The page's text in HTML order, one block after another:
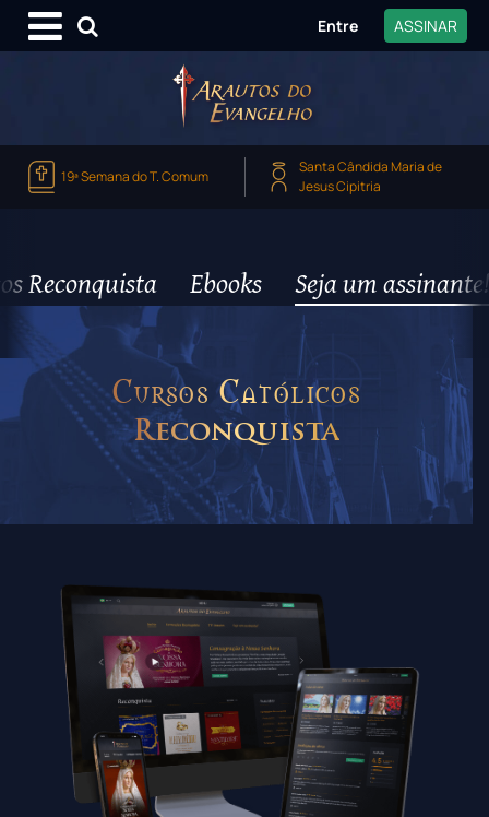
Entre ASSINAR
19ª Semana do T. Comum
Santa Cândida Maria de
Jesus Cipitria
Reconquista Ebooks Seja um assinante!
Cursos Católicos
Reconquista